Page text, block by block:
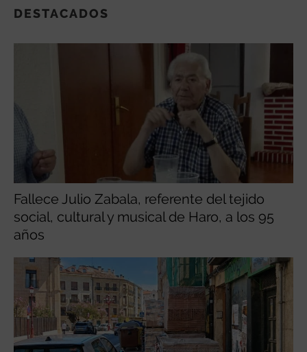
DESTACADOS
Fallece Julio Zabala, referente del tejido
social, cultural y musical de Haro, a los 95
años